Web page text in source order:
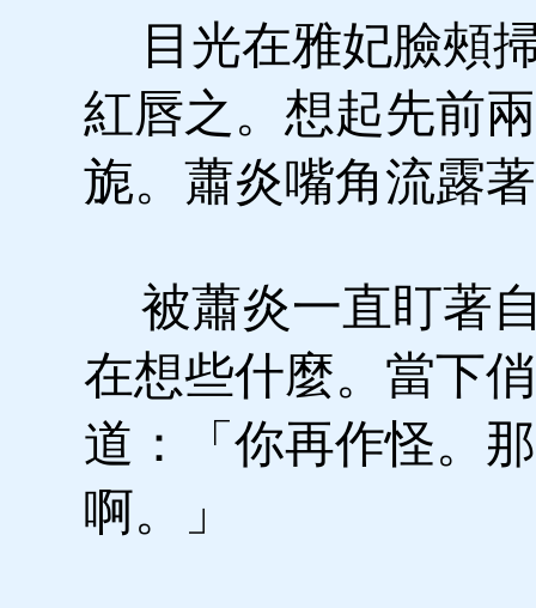
目光在雅妃臉頰
紅唇之。想起先前
旎。蕭炎嘴角流露
被蕭炎一直盯著
在想些什麼。當下
道：「你再作怪。
啊。」